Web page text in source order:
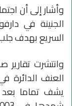
وأشار إلى أن
الجنينة في
السريع بهدف
وانتشرت
العنف الدائرة
يشف تماما بعد